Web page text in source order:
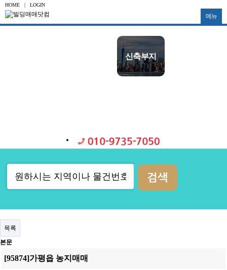
HOME | LOGIN
메뉴
신축부지
목록
본문
[95874]가평읍 농지매매